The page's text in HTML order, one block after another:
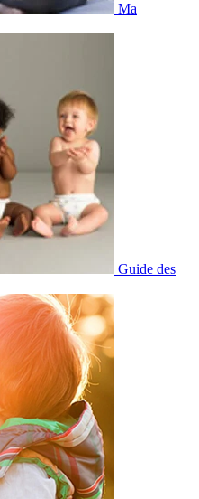
Ma
Guide des